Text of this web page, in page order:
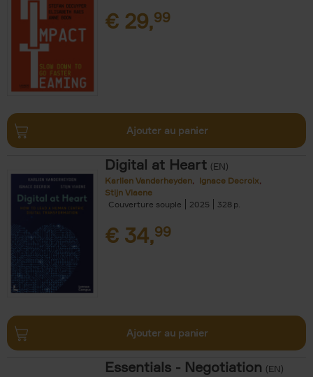
€ 29,99
Ajouter au panier
Digital at Heart (EN)
Karlien Vanderheyden
Ignace Decroix
Stijn Viaene
Couverture souple
2025 328
€ 34,99
Ajouter au panier
Essentials - Negotiation (EN)